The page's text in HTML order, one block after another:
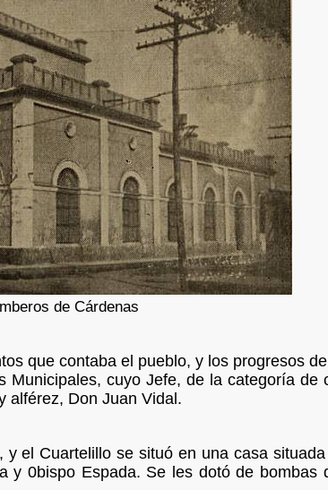
de Cárdenas
que contaba el pueblo, y los progresos
cuyo Jefe, de la categoría de
alférez, Don Juan Vidal.
el Cuartelillo se situó en una casa
y 0bispo Espada. Se les dotó de bombas